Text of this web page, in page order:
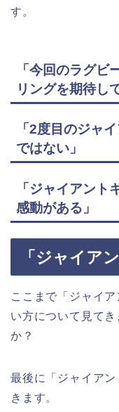
す。
「今回のラグビ
リングを期待し
「2度目のジャ
ではない」
「ジャイアント
感動がある」
「ジャイア
ここまで「ジャイ
い方について見て
か？
最後に「ジャイア
きます。